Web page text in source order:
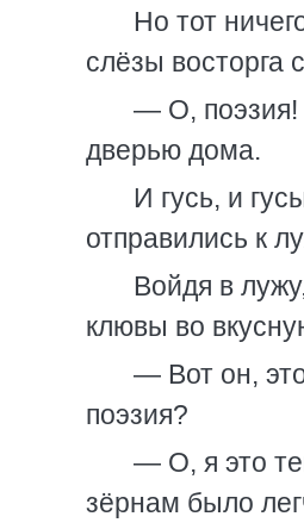
Но тот
слёзы восторга
— О, поэзия!
дверью дома.
И гусь, и
отправились к
Войдя в
клювы во
— Вот он,
поэзия?
— О, я это
зёрнам было